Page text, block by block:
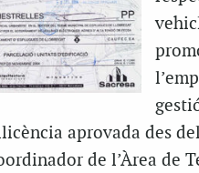
aprovada des
de l’Àrea de